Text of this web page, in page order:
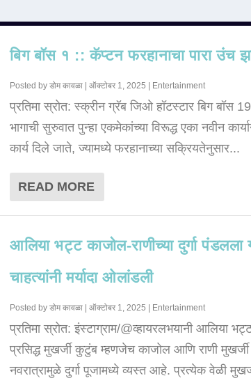
बिग बॉस १ :: कॅप्टन फरहानाचा पारा उंच
Posted byडोम कावळा |ऑक्टोबर 1, 2025 Entertainment
प्रतिमा स्रोत: स्क्रीन ग्रॅब जिओ हॉटस्टार बिग बॉस
भागाची सुरुवात पुन्हा एकमेकांच्या विरूद्ध एका नवीन
कार्य दिले जाते, ज्यामध्ये फरहानाच्या सक्रियतेनुसार...
READ MORE
आलिया भट्ट काजोल-राणीच्या दुर्गा पंडलला
चाहत्यांनी मर्यादा ओलांडली
Posted byडोम कावळा |ऑक्टोबर 1, 2025 Entertainment
प्रतिमा स्रोत: इंस्टाग्राम/@व्हायरलभयानी आलिया
प्रसिद्ध मुखर्जी कुटुंब म्हणजेच काजोल आणि राणी
नवरात्रामुळे दुर्गा पूजामध्ये व्यस्त आहे. प्रत्येक वेळी